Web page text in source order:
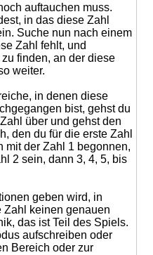
auftauchen muss.
in das diese Zahl
Suche nun nach einem
Zahl fehlt, und
finden, an der diese
weiter.
in denen diese
bist, gehst du
über und gehst den
den du für die erste Zahl
mit der Zahl 1 begonnen,
2 sein, dann 3, 4, 5, bis
geben wird, in
Zahl keinen genauen
das ist Teil des Spiels.
aufschreiben oder
Bereich oder zur